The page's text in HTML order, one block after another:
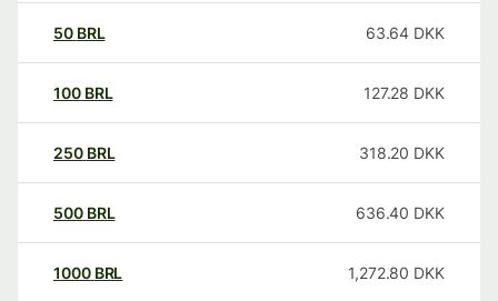
50 BRL 63.64 DKK
100 BRL 127.28 DKK
250 BRL 318.20 DKK
500 BRL 636.40 DKK
1000 BRL 1,272.80 DKK